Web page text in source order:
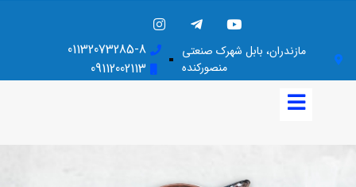
مازندران، بابل شهرک صنعتی
منصورکنده
01132073285-8
09112002113